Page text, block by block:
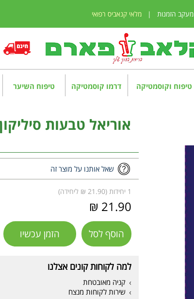
מעקב הזמנות | מלאי קנאביס רפואי
טיפוח וקוסמטיקה דרמו קוסמטיקה טיפוח השיער
שאל אותנו על מוצר זה
1 יחידות (21.90 ₪ ליחידה)
21.90 ₪
הוסף לסל הזמן עכשיו
למה לקוחות קונים אצלנו
קניה מאובטחת
שירות לקוחות מנצח